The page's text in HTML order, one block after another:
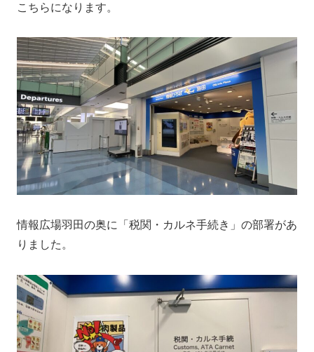
こちらになります。
情報広場羽田の奥に「税関・カルネ手続き」の部署があ
りました。